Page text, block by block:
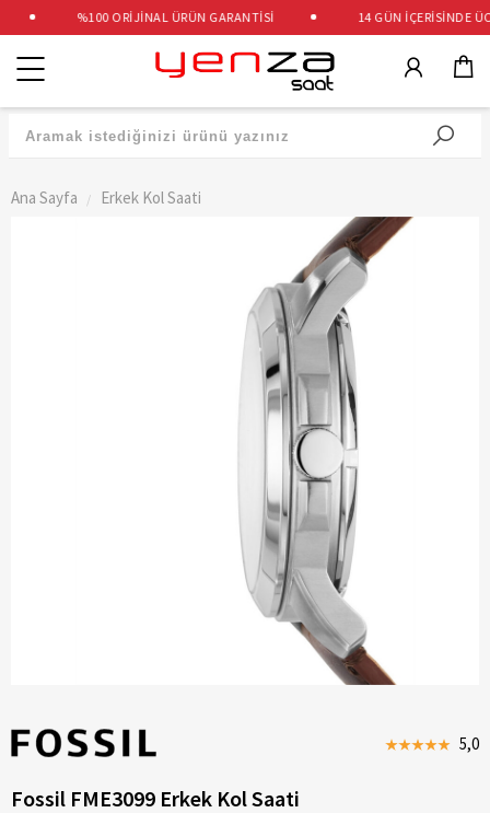
%100 ORİJİNAL ÜRÜN GARANTİSİ 14 GÜN İÇERİSİNDE
Kategoriler
Ana Sayfa Erkek Kol Saati
5,0
Fossil FME3099 Erkek Kol Saati